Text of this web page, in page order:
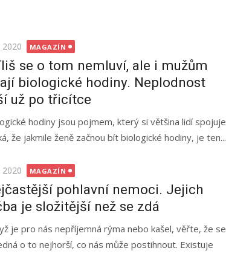
2020 MAGAZÍN
se o tom nemluví, ale i mužům
biologické hodiny. Neplodnost
už po třicítce
hodiny jsou pojmem, který si většina lidí spojuje
že jakmile ženě začnou bít biologické hodiny, je ten...
2020 MAGAZÍN
pohlavní nemoci. Jejich
je složitější než se zdá
je pro nás nepříjemná rýma nebo kašel, věřte, že se
o to nejhorší, co nás může postihnout. Existuje